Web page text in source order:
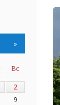
»
Вс
2
9